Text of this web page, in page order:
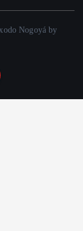
Nogoyá by